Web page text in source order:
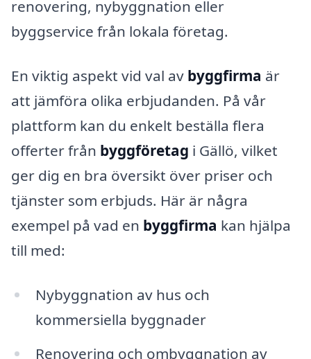
renovering, nybyggnation eller
byggservice från lokala företag.
En viktig aspekt vid val av byggfirma är
att jämföra olika erbjudanden. På vår
plattform kan du enkelt beställa flera
offerter från byggföretag i Gällö, vilket
ger dig en bra översikt över priser och
tjänster som erbjuds. Här är några
exempel på vad en byggfirma kan hjälpa
till med:
Nybyggnation av hus och
kommersiella byggnader
Renovering och ombyggnation av